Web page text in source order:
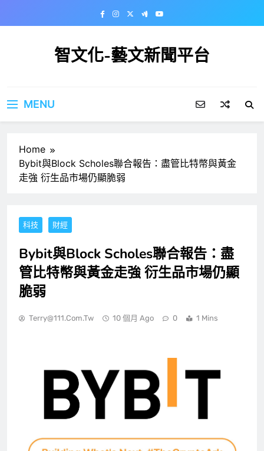
智文化-藝文新聞平台
MENU
Home
Bybit與Block Scholes聯合報告：盡管比特幣與黃金
走強 衍生品市場仍顯脆弱
科技 財經
Bybit與Block Scholes聯合報告：盡
管比特幣與黃金走強 衍生品市場仍顯
脆弱
Terry@111.com.tw 10 個月 Ago 0 1 Mins